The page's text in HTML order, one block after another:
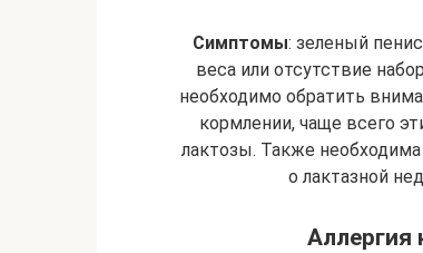
Симптомы: зеленый
веса или отсутствие
необходимо обратить
кормлении, чаще всего
лактозы. Также необходима
о лактазной
Аллергия